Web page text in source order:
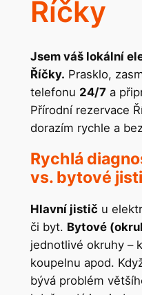
Říčky
Jsem váš lokální
Říčky. Prasklo,
telefonu 24/7a
Přírodní rezervace
dorazím rychle a
Rychlá
vs. bytové
Hlavní jistič u
či byt. Bytové
jednotlivé okruhy –
koupelnu apod.
bývá problém